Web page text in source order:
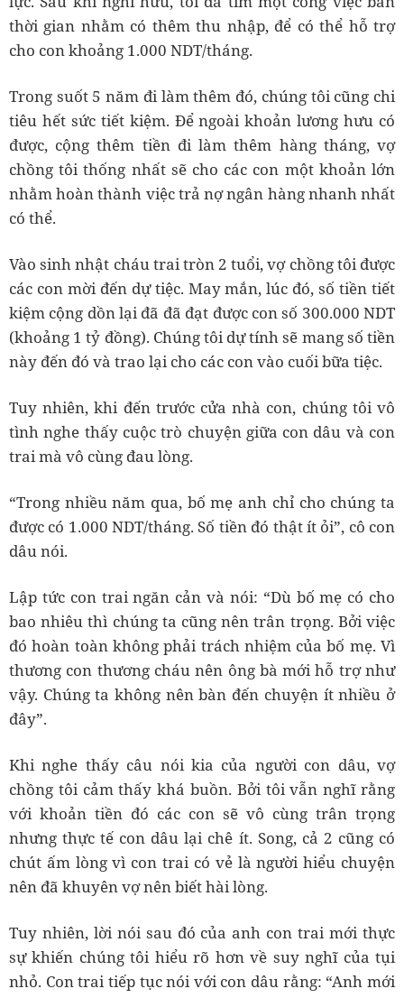
thời gian nhằm có thêm thu nhập, để có thể hỗ trợ
cho con khoảng 1.000 NDT/tháng.
Trong suốt 5 năm đi làm thêm đó, chúng tôi cũng chi
tiêu hết sức tiết kiệm. Để ngoài khoản lương hưu có
được, cộng thêm tiền đi làm thêm hàng tháng, vợ
chồng tôi thống nhất sẽ cho các con một khoản lớn
nhằm hoàn thành việc trả nợ ngân hàng nhanh nhất
có thể.
Vào sinh nhật cháu trai tròn 2 tuổi, vợ chồng tôi được
các con mời đến dự tiệc. May mắn, lúc đó, số tiền tiết
kiệm cộng dồn lại đã đã đạt được con số 300.000 NDT
(khoảng 1 tỷ đồng). Chúng tôi dự tính sẽ mang số tiền
này đến đó và trao lại cho các con vào cuối bữa tiệc.
Tuy nhiên, khi đến trước cửa nhà con, chúng tôi vô
tình nghe thấy cuộc trò chuyện giữa con dâu và con
trai mà vô cùng đau lòng.
“Trong nhiều năm qua, bố mẹ anh chỉ cho chúng ta
được có 1.000 NDT/tháng. Số tiền đó thật ít ỏi”, cô con
dâu nói.
Lập tức con trai ngăn cản và nói: “Dù bố mẹ có cho
bao nhiêu thì chúng ta cũng nên trân trọng. Bởi việc
đó hoàn toàn không phải trách nhiệm của bố mẹ. Vì
thương con thương cháu nên ông bà mới hỗ trợ như
vậy. Chúng ta không nên bàn đến chuyện ít nhiều ở
đây”.
Khi nghe thấy câu nói kia của người con dâu, vợ
chồng tôi cảm thấy khá buồn. Bởi tôi vẫn nghĩ rằng
với khoản tiền đó các con sẽ vô cùng trân trọng
nhưng thực tế con dâu lại chê ít. Song, cả 2 cũng có
chút ấm lòng vì con trai có vẻ là người hiểu chuyện
nên đã khuyên vợ nên biết hài lòng.
Tuy nhiên, lời nói sau đó của anh con trai mới thực
sự khiến chúng tôi hiểu rõ hơn về suy nghĩ của tụi
nhỏ. Con trai tiếp tục nói với con dâu rằng: “Anh mới